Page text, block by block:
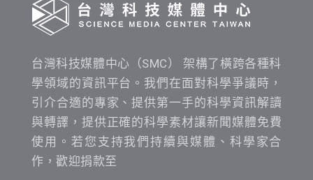
台灣科技媒體中心（SMC） 架構了橫跨各種科
學領域的資訊平台。我們在面對科學爭議時，
引介合適的專家、提供第一手的科學資訊解讀
與轉譯，提供正確的科學素材讓新聞媒體免費
使用。若您支持我們持續與媒體、科學家合
作，歡迎捐款至